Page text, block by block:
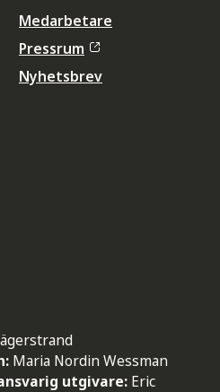
Medarbetare
Pressrum
Nyhetsbrev
Maria Nordin Wessman
utgivare: Eric